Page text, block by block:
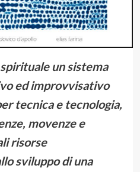
un sistema
ed improvvisativo
tecnica e tecnologia,
movenze e
risorse
sviluppo di una